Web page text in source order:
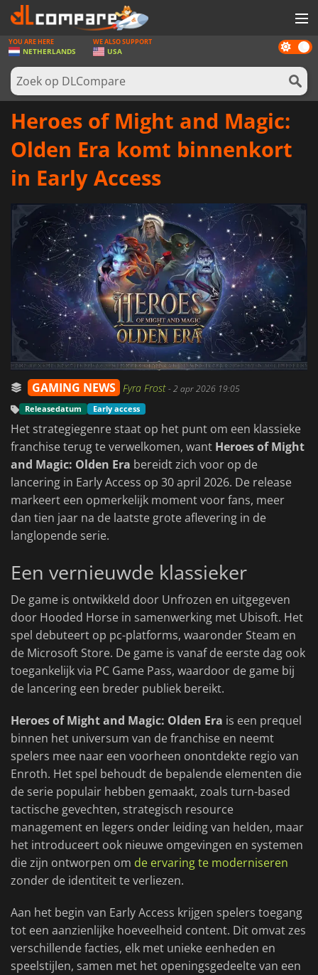
SPELLEN
GAME CARDS
SOFTWARE
LOG IN OF REGISTREER
Dark
mode
YOU ARE HERE
NETHERLANDS
WE ALSO SUPPORT
USA
Heroes of Might and Magic:
Olden Era komt binnenkort
in Early Access
GAMING NEWS Fyra Frost-2 apr 2026 19:05
Releasedatum Early access
Het strategiegenre staat op het punt om een klassieke
franchise terug te verwelkomen, want Heroes of Might
and Magic: Olden Era bereidt zich voor op de
lancering in Early Access op 30 april 2026. De release
markeert een opmerkelijk moment voor fans, meer
dan tien jaar na de laatste grote aflevering in de
langlopende serie.
Een vernieuwde klassieker
De game is ontwikkeld door Unfrozen en uitgegeven
door Hooded Horse in samenwerking met Ubisoft. Het
spel debuteert op pc-platforms, waaronder Steam en
de Microsoft Store. De game is vanaf de eerste dag ook
toegankelijk via PC Game Pass, waardoor de game bij
de lancering een breder publiek bereikt.
Heroes of Might and Magic: Olden Era is een prequel
binnen het universum van de franchise en neemt
spelers mee naar een voorheen onontdekte regio van
Enroth. Het spel behoudt de bepalende elementen die
de serie populair hebben gemaakt, zoals turn-based
tactische gevechten, strategisch resource
management en legers onder leiding van helden, maar
het introduceert ook nieuwe omgevingen en systemen
die zijn ontworpen om de ervaring te moderniseren
zonder de identiteit te verliezen.
Aan het begin van Early Access krijgen spelers toegang
tot een aanzienlijke hoeveelheid content. Dit omvat zes
verschillende facties, elk met unieke eenheden en
speelstijlen, samen met het openingsgedeelte van een